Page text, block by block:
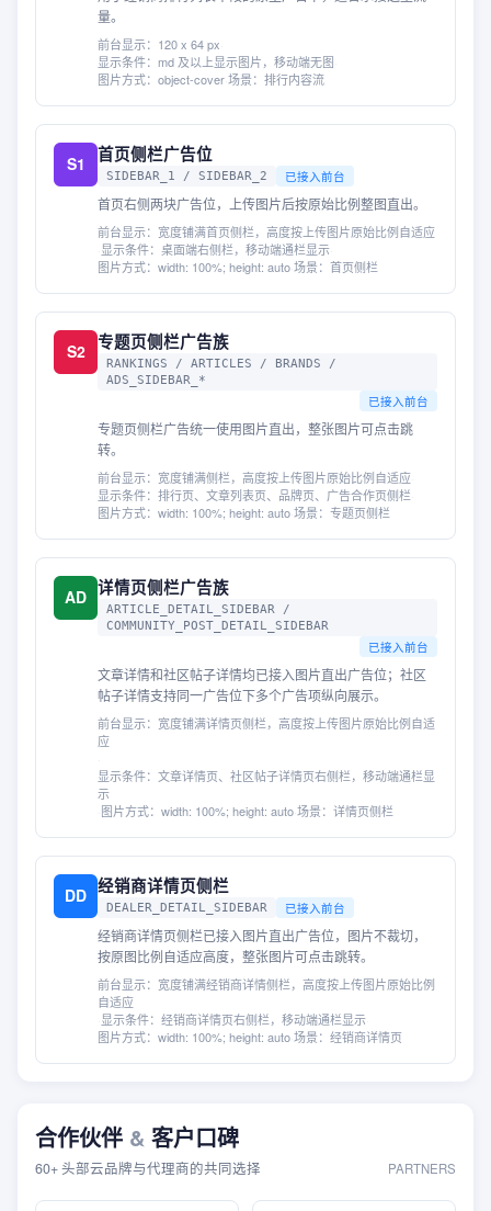
量。
前台显示： 120 x 64 px·
显示条件： md 及以上显示图片，移动端无图·
图片方式： object-cover·场景： 排行内容流
S1 首页侧栏广告位
SIDEBAR_1 / SIDEBAR_2 已接入前台
首页右侧两块广告位，上传图片后按原始比例整图直出。
前台显示： 宽度铺满首页侧栏，高度按上传图片原始比例自适应
·显示条件： 桌面端右侧栏，移动端通栏显示·
图片方式： width: 100%; height: auto·场景： 首页侧栏
S2 专题页侧栏广告族
RANKINGS / ARTICLES / BRANDS /
ADS_SIDEBAR_*
已接入前台
专题页侧栏广告统一使用图片直出，整张图片可点击跳
转。
前台显示： 宽度铺满侧栏，高度按上传图片原始比例自适应·
显示条件： 排行页、文章列表页、品牌页、广告合作页侧栏·
图片方式： width: 100%; height: auto·场景： 专题页侧栏
AD 详情页侧栏广告族
ARTICLE_DETAIL_SIDEBAR /
COMMUNITY_POST_DETAIL_SIDEBAR
已接入前台
文章详情和社区帖子详情均已接入图片直出广告位；社区
帖子详情支持同一广告位下多个广告项纵向展示。
前台显示： 宽度铺满详情页侧栏，高度按上传图片原始比例自适
应
·
显示条件： 文章详情页、社区帖子详情页右侧栏，移动端通栏显
示
·图片方式： width: 100%; height: auto·场景： 详情页侧栏
DD 经销商详情页侧栏
DEALER_DETAIL_SIDEBAR 已接入前台
经销商详情页侧栏已接入图片直出广告位，图片不裁切，
按原图比例自适应高度，整张图片可点击跳转。
前台显示： 宽度铺满经销商详情侧栏，高度按上传图片原始比例
自适应
·显示条件： 经销商详情页右侧栏，移动端通栏显示·
图片方式： width: 100%; height: auto·场景： 经销商详情页
合作伙伴 & 客户口碑
60+ 头部云品牌与代理商的共同选择 PARTNERS